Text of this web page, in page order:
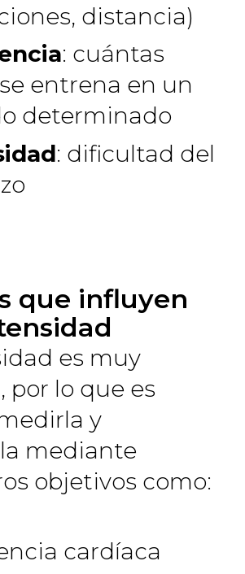
distancia)
: cuántas
entrena en un
determinado
: dificultad del
que influyen
es muy
por lo que es
y
mediante
objetivos como:
cardíaca